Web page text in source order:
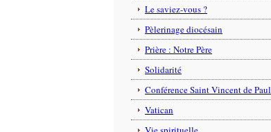
Le saviez-vous ?
Pèlerinage diocésain
Prière : Notre Père
Solidarité
Conférence Saint Vincent de Paul
Vatican